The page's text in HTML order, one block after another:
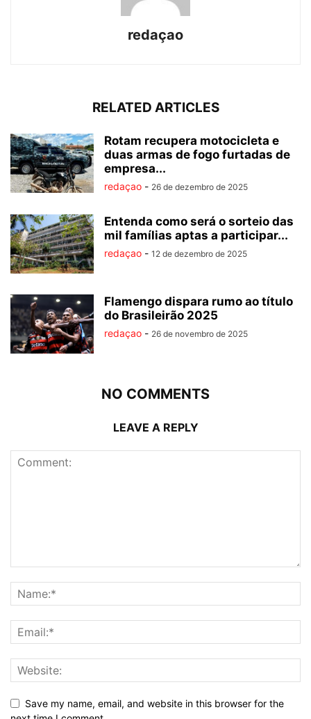
redaçao
RELATED ARTICLES
Rotam recupera motocicleta e
duas armas de fogo furtadas de
empresa...
redaçao - 26 de dezembro de 2025
Entenda como será o sorteio das
mil famílias aptas a participar...
redaçao - 12 de dezembro de 2025
Flamengo dispara rumo ao título
do Brasileirão 2025
redaçao - 26 de novembro de 2025
NO COMMENTS
LEAVE A REPLY
Save my name, email, and website in this browser for the